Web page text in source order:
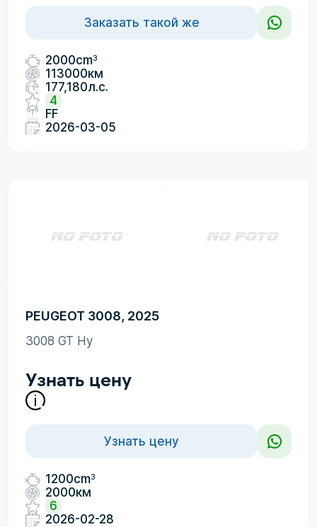
Заказать такой же
2000cm3
113000км
177,180л.с.
4
FF
2026-03-05
PEUGEOT 3008, 2025
3008 GT Hy
Узнать цену
Узнать цену
1200cm3
2000км
6
2026-02-28